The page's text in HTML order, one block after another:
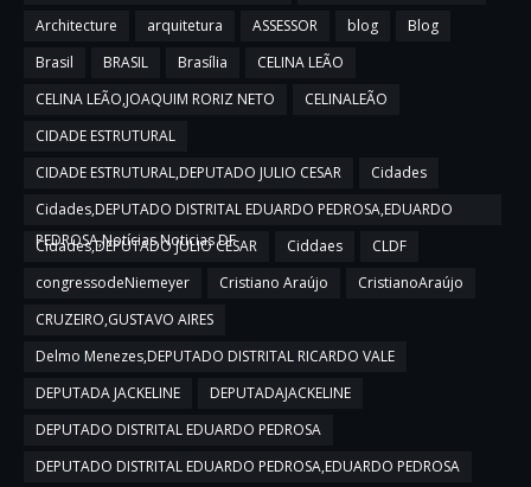
Architecture
arquitetura ASSESSOR blog
Blog
Brasil
BRASIL Brasília
CELINA LEÃO
CELINA LEÃO,JOAQUIM RORIZ NETO
CELINALEÃO
CIDADE ESTRUTURAL
CIDADE ESTRUTURAL,DEPUTADO JULIO CESAR
Cidades
Cidades,DEPUTADO DISTRITAL EDUARDO PEDROSA,EDUARDO
PEDROSA,Notícias,Noticias DF
Cidades,DEPUTADO JULIO CESAR Ciddaes
CLDF
congressodeNiemeyer
Cristiano Araújo
CristianoAraújo
CRUZEIRO,GUSTAVO AIRES
Delmo Menezes,DEPUTADO DISTRITAL RICARDO VALE
DEPUTADA JACKELINE
DEPUTADAJACKELINE
DEPUTADO DISTRITAL EDUARDO PEDROSA
DEPUTADO DISTRITAL EDUARDO PEDROSA,EDUARDO PEDROSA